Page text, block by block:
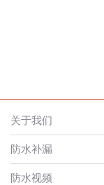
关于我们
防水补漏
防水视频